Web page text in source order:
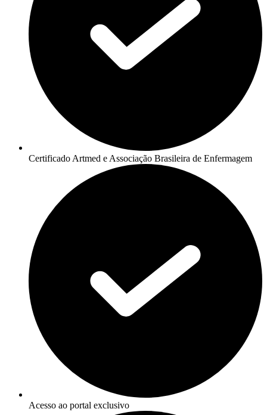
Certificado Artmed e Associação Brasileira de Enfermagem
Acesso ao portal exclusivo